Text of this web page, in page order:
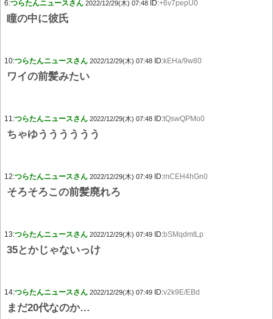
6:つらたんニュースさん 2022/12/29(木) 07:48 ID:+6v7pepU0
瞳の中に彼氏
10:つらたんニュースさん 2022/12/29(木) 07:48 ID:kEHa/9w80
ワイの前髪みたい
11:つらたんニュースさん 2022/12/29(木) 07:48 ID:tQswQPMo0
ちゃゆうううううう
12:つらたんニュースさん 2022/12/29(木) 07:49 ID:mCEH4hGn0
そろそろこの前髪廃れろ
13:つらたんニュースさん 2022/12/29(木) 07:49 ID:bSMqdmtLp
35とかじゃないっけ
14:つらたんニュースさん 2022/12/29(木) 07:49 ID:v2k9E/EBd
まだ20代なのか…